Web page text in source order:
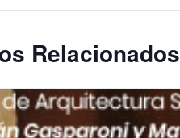
Relacionados